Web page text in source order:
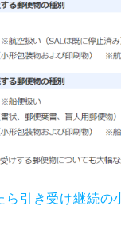
引き受け継続の